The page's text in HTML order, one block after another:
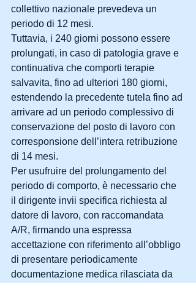
collettivo nazionale prevedeva un
periodo di 12 mesi.
Tuttavia, i 240 giorni possono essere
prolungati, in caso di patologia grave e
continuativa che comporti terapie
salvavita, fino ad ulteriori 180 giorni,
estendendo la precedente tutela fino ad
arrivare ad un periodo complessivo di
conservazione del posto di lavoro con
corresponsione dell’intera retribuzione
di 14 mesi.
Per usufruire del prolungamento del
periodo di comporto, è necessario che
il dirigente invii specifica richiesta al
datore di lavoro, con raccomandata
A/R, firmando una espressa
accettazione con riferimento all’obbligo
di presentare periodicamente
documentazione medica rilasciata da